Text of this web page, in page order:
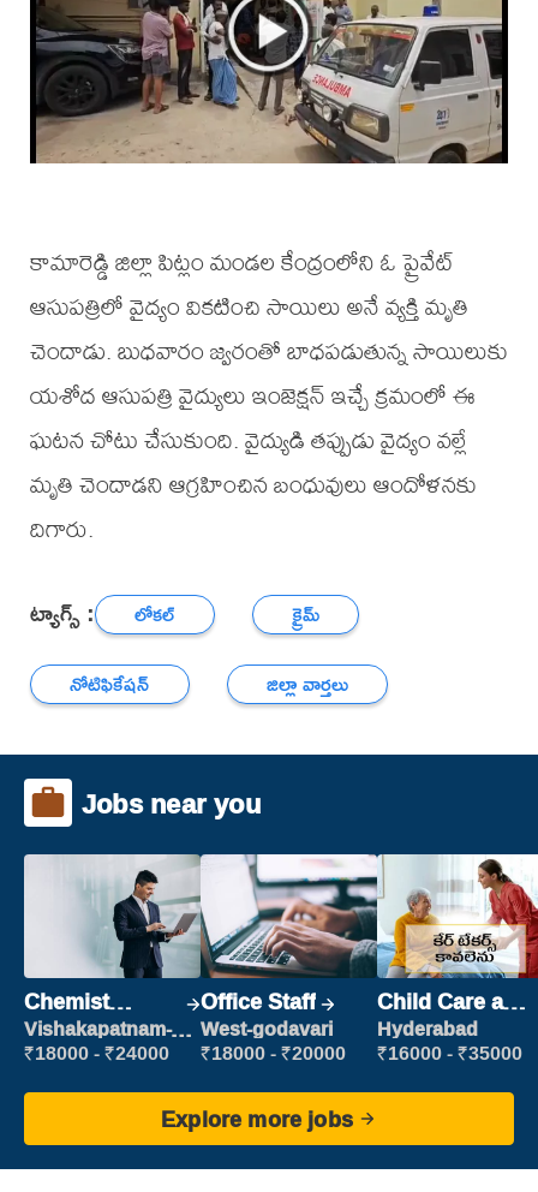
కామారెడ్డి జిల్లా పిట్లం మండల కేంద్రంలోని ఓ ప్రైవేట్
ఆసుపత్రిలో వైద్యం వికటించి సాయిలు అనే వ్యక్తి మృతి
చెందాడు. బుధవారం జ్వరంతో బాధపడుతున్న సాయిలుకు
యశోద ఆసుపత్రి వైద్యులు ఇంజెక్షన్ ఇచ్చే క్రమంలో ఈ
ఘటన చోటు చేసుకుంది. వైద్యుడి తప్పుడు వైద్యం వల్లే
మృతి చెందాడని ఆగ్రహించిన బంధువులు ఆందోళనకు
దిగారు.
ట్యాగ్స్ : లోకల్
క్రైమ్
నోటిఫికేషన్
జిల్లా వార్తలు
Jobs near you
Chemist
Production
Executive
Vishakapatnam-
new
₹18000 - ₹24000
Office Staff
West-godavari
₹18000 - ₹20000
Child Care and
Patient care
Hyderabad
₹16000 - ₹35000
Explore more jobs